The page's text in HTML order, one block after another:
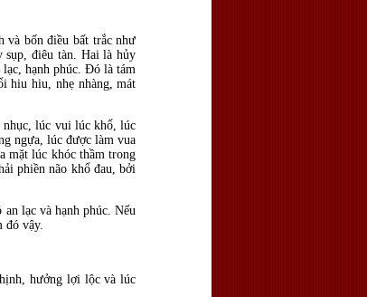
và bốn điều bất trắc như
điêu tàn. Hai là hủy
hạnh phúc. Đó là tám
hiu hiu, nhẹ nhàng, mát
nhục, lúc vui lúc khổ, lúc
ngựa, lúc được làm vua
mặt lúc khóc thầm trong
phiền não khổ đau, bởi
lạc và hạnh phúc. Nếu
đó vậy.
hưởng lợi lộc và lúc